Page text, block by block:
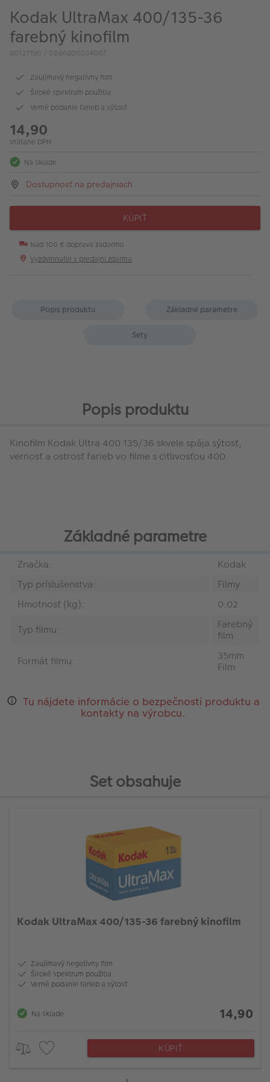
Kodak UltraMax 400/135-36
farebný kinofilm
80127196 / 0086806034067
Zaujímavý negatívny film
Široké spektrum použitia
Verné podanie farieb a sýtosť
14,90
Vrátane DPH
Na sklade
Dostupnosť na predajniach
KÚPIŤ
Nad 100 € doprava zadarmo
Vyzdvihnutie v predajni zdarma
Popis produktu Základné parametre
Sety
Popis produktu
Kinofilm Kodak Ultra 400 135/36 skvele spája sýtosť,
vernosť a ostrosť farieb vo filme s citlivosťou 400.
Základné parametre
Značka:
Kodak
Typ príslušenstva:
‎Filmy
Hmotnosť (kg):
0.02
Typ filmu:
Farebný
film
Formát filmu:
35mm
Film
Tu nájdete informácie o bezpečnosti produktu a
kontakty na výrobcu.
Set obsahuje
Kodak UltraMax 400/135-36 farebný kinofilm
Zaujímavý negatívny film
Široké spektrum použitia
Verné podanie farieb a sýtosť
Na sklade 14,90
KÚPIŤ